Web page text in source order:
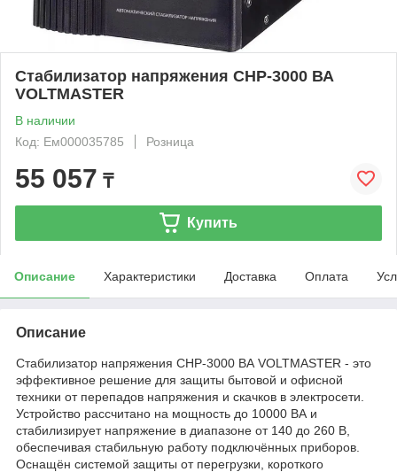
Стабилизатор напряжения CHP-3000 ВА
VOLTMASTER
В наличии
Код: Ем000035785
Розница
55 057 ₸
Купить
Описание Характеристики Доставка Оплата
Описание
Стабилизатор напряжения CHP-3000 ВА VOLTMASTER - это
эффективное решение для защиты бытовой и офисной
техники от перепадов напряжения и скачков в электросети.
Устройство рассчитано на мощность до 10000 ВА и
стабилизирует напряжение в диапазоне от 140 до 260 В,
обеспечивая стабильную работу подключённых приборов.
Оснащён системой защиты от перегрузки, короткого